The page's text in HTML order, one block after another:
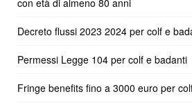
con età di almeno 80 anni
Decreto flussi 2023 2024 per colf e
Permessi Legge 104 per colf e badanti
Fringe benefits fino a 3000 euro per